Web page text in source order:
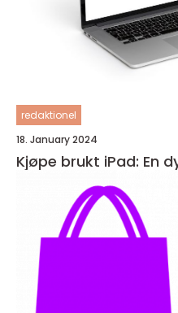
redaktionel
18. January 2024
Kjøpe brukt iPad: En